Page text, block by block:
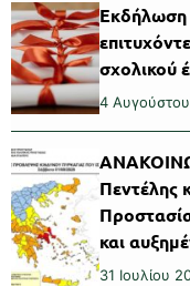
Εκδήλωση
σχολικού
4
Πεντέλης
και
31 Ιουλίου